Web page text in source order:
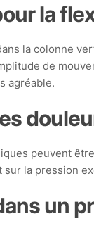
la
la colonne
de
agréable.
peuvent
sur la pression
un